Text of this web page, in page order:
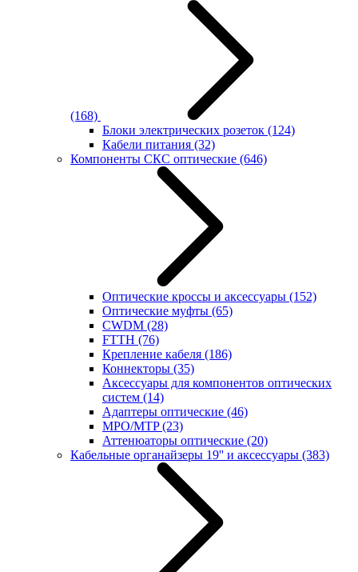
(168)
Блоки электрических розеток (124)
Кабели питания (32)
Компоненты СКС оптические (646)
Оптические кроссы и аксессуары (152)
Оптические муфты (65)
CWDM (28)
FTTH (76)
Крепление кабеля (186)
Коннекторы (35)
Аксессуары для компонентов оптических
систем (14)
Адаптеры оптические (46)
MPO/MTP(23)
Аттенюаторы оптические (20)
Кабельные органайзеры 19'' и аксессуары (383)